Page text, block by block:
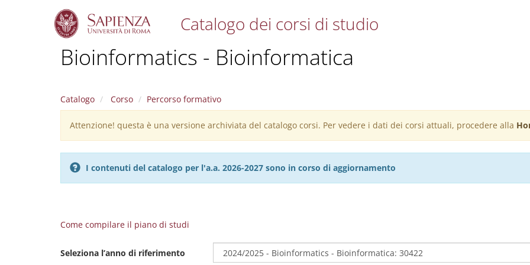
Catalogo dei corsi di studio
Bioinformatics - Bioinformatica
Catalogo Corso Percorso formativo
Warning
message
Attenzione! questa è una versione archiviata del catalogo corsi. Per vedere i dati dei corsi attuali, procedere alla
I contenuti del catalogo per l'a.a. 2026-2027 sono in corso di aggiornamento
Come compilare il piano di studi
Seleziona l’anno di riferimento